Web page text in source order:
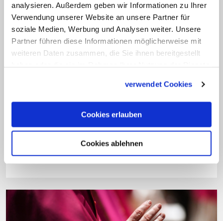
analysieren. Außerdem geben wir Informationen zu Ihrer
Verwendung unserer Website an unsere Partner für
soziale Medien, Werbung und Analysen weiter. Unsere
Partner führen diese Informationen möglicherweise mit
weiteren Daten zusammen, die Sie ihnen bereitgestellt
verwendet Cookies
Cookies erlauben
Cookies ablehnen
Derzeit leitet Antonius Hamers als
Diözesanadministrator das Bistum
Münster.Der Diözesanadministrator hat
Diözesanbischofs. Er kann jedoch keine
Maßnahmen treffen, die wesentliche und
langfristige Veränderungen mit sich
bringen und damit den künftigen Bischof
längerfristig binden. (KNA)